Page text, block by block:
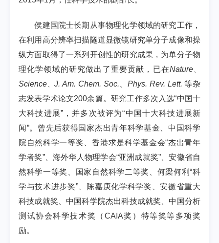
侯建国院士长期从事物理化学领域的研究工作，
在利用高分辨率扫描隧道显微镜研究单分子成像和操
纵方面取得了一系列开创性的研究成果，为单分子物
理化学领域的研究做出了重要贡献，已在Nature、
Science 、J. Am. Chem. Soc. 、Phys. Rev. Lett.等杂
志发表学术论文200余篇。研究工作多次入选“中国十
大科技进展”，并多次被评为“中国十大科技进展新
闻”。曾先后获得国家杰出青年科学基金、中国科学
院自然科学一等奖、香港求是科学基金会“杰出青年
学者奖”、海外华人物理学会“亚洲成就奖”、安徽省自
然科学一等奖、国家自然科学二等奖、何梁何利“科
学与技术进步奖”、陈嘉庚化学科学奖、安徽省重大
科技成就奖、中国科学院杰出科技成就奖、中国分析
测试协会科学技术奖（ CAIA奖）特等奖等多项奖
励。